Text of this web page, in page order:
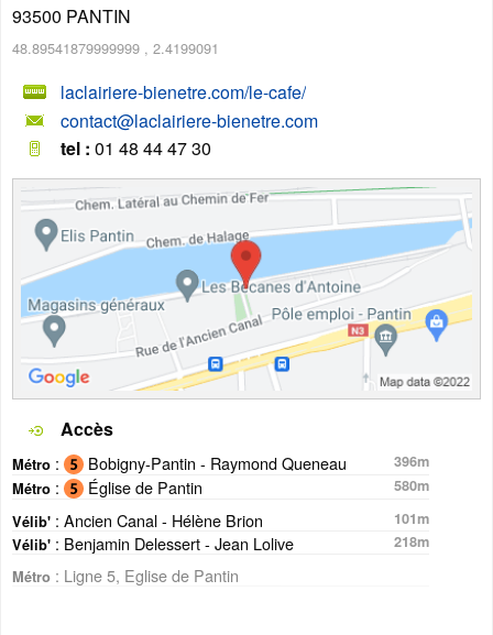
93500 PANTIN
48.89541879999999 , 2.4199091
laclairiere-bienetre.com/le-cafe/
contact@laclairiere-bienetre.com
tel : 01 48 44 47 30
Accès
Métro : Bobigny-Pantin - Raymond Queneau
396m
Métro : Église de Pantin
580m
Vélib' : Ancien Canal - Hélène Brion
101m
Vélib' : Benjamin Delessert - Jean Lolive
218m
Métro : Ligne 5, Eglise de Pantin